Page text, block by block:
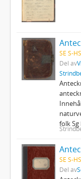
SE S-
Del av
folk
SE S-
Del av